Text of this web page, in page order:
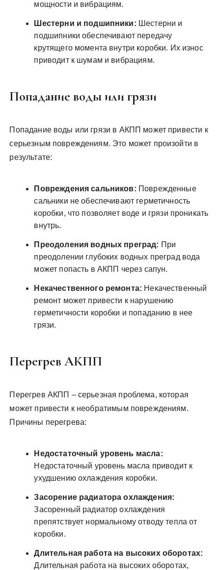
мощности и вибрациям.
Шестерни и подшипники: Шестерни и
подшипники обеспечивают передачу
крутящего момента внутри коробки. Их износ
приводит к шумам и вибрациям.
Попадание воды или грязи
Попадание воды или грязи в АКПП может привести к
серьезным повреждениям. Это может произойти в
результате:
Повреждения сальников: Поврежденные
сальники не обеспечивают герметичность
коробки, что позволяет воде и грязи проникать
внутрь.
Преодоления водных преград: При
преодолении глубоких водных преград вода
может попасть в АКПП через сапун.
Некачественного ремонта: Некачественный
ремонт может привести к нарушению
герметичности коробки и попаданию в нее
грязи.
Перегрев АКПП
Перегрев АКПП – серьезная проблема, которая
может привести к необратимым повреждениям.
Причины перегрева:
Недостаточный уровень масла:
Недостаточный уровень масла приводит к
ухудшению охлаждения коробки.
Засорение радиатора охлаждения:
Засоренный радиатор охлаждения
препятствует нормальному отводу тепла от
коробки.
Длительная работа на высоких оборотах:
Длительная работа на высоких оборотах,